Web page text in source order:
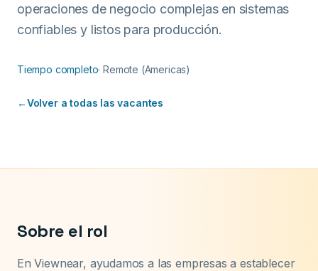
operaciones de negocio complejas en sistemas
confiables y listos para producción.
Tiempo completo·Remote (Americas)
←Volver a todas las vacantes
Sobre el rol
En Viewnear, ayudamos a las empresas a establecer